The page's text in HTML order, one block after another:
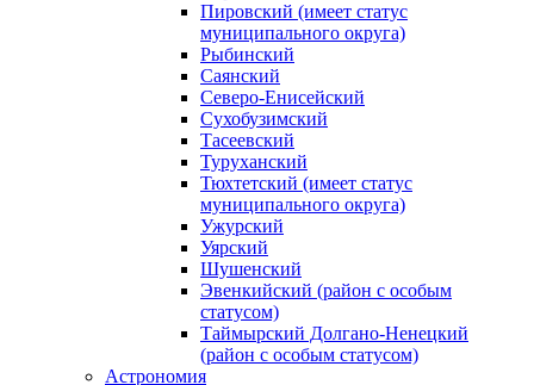
Пировский (имеет статус
муниципального округа)
Рыбинский
Саянский
Северо‑Енисейский
Сухобузимский
Тасеевский
Туруханский
Тюхтетский (имеет статус
муниципального округа)
Ужурский
Уярский
Шушенский
Эвенкийский (район с особым
статусом)
Таймырский Долгано‑Ненецкий
(район с особым статусом)
Астрономия